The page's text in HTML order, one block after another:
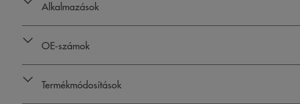
Alkalmazások
OE‑számok
Termékmódosítások